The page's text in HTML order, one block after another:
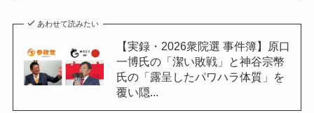
あわせて読みたい
【実録・2026衆院選 事件簿】原口
一博氏の「潔い敗戦」と神谷宗幣
氏の「露呈したパワハラ体質」を
覆い隠...